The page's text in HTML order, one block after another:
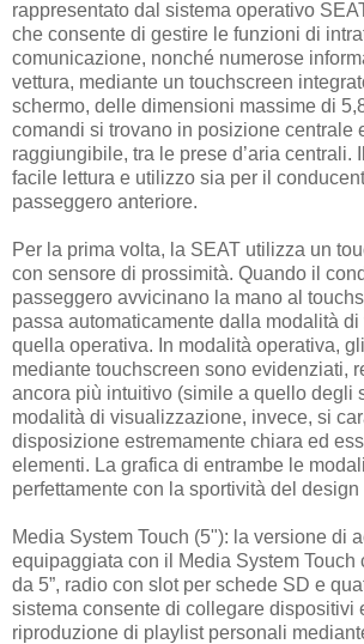
rappresentato dal sistema operativo
che consente di gestire le funzioni di
comunicazione, nonché numerose
vettura, mediante un touchscreen
schermo, delle dimensioni massime di
comandi si trovano in posizione centrale
raggiungibile, tra le prese d’aria centrali.
facile lettura e utilizzo sia per il
passeggero anteriore.
Per la prima volta, la SEAT utilizza un
con sensore di prossimità. Quando il
passeggero avvicinano la mano al
passa automaticamente dalla modalità
quella operativa. In modalità operativa,
mediante touchscreen sono evidenziati,
ancora più intuitivo (simile a quello degli
modalità di visualizzazione, invece, si
disposizione estremamente chiara ed
elementi. La grafica di entrambe le
perfettamente con la sportività del design
Media System Touch (5"): la versione di
equipaggiata con il Media System Touch
da 5”, radio con slot per schede SD e
sistema consente di collegare dispositivi
riproduzione di playlist personali